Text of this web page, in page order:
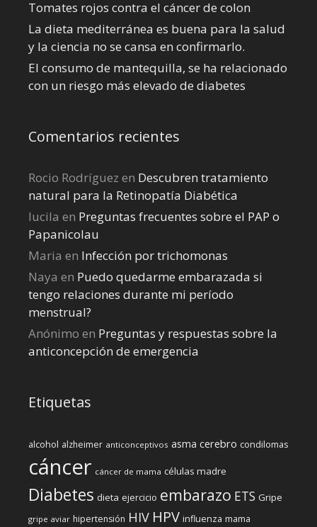
Tomates rojos contra el cáncer de colon
La dieta mediterránea es buena para la salud
y la ciencia no se cansa en confirmarlo.
El consumo de mantequilla, se ha relacionado
con un riesgo más elevado de diabetes
Comentarios recientes
Rocio Rodríguez en Descubren tratamiento
natural para la Retinopatía Diabética
lucila en Preguntas frecuentes sobre el PAP o
Papanicolau
Maria en Infección por trichomonas
Naya en Puedo quedarme embarazada si
tengo relaciones durante mi perí­odo
menstrual?
Anónimo en Preguntas y respuestas sobre la
anticoncepción de emergencia
Etiquetas
alcohol alzheimer anticonceptivos asma cerebro condilomas
cáncer cáncer de mama células madre
Diabetes dieta ejercicio embarazo ETS Gripe
gripe aviar hipertensión HIV HPV influenza mama